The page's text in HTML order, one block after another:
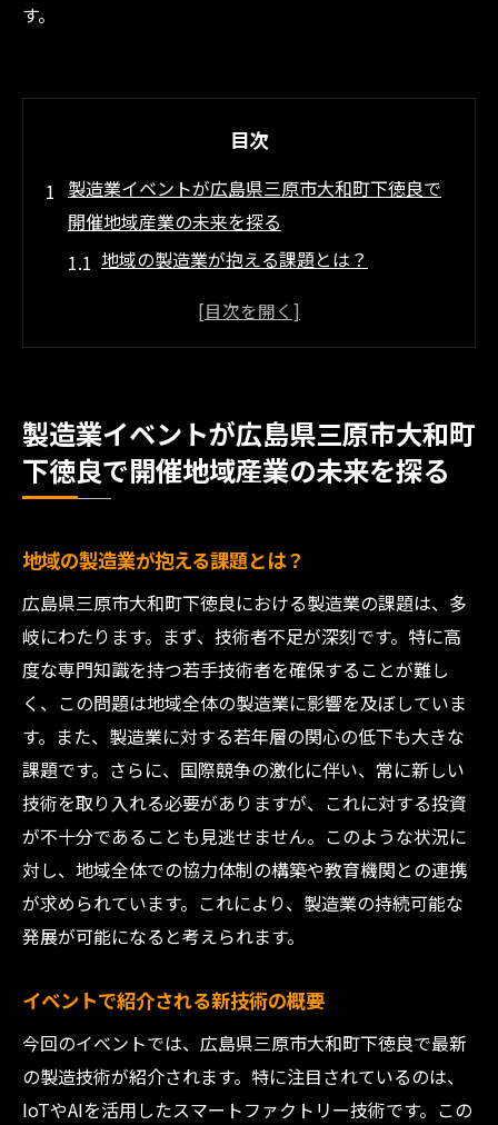
す。
目次
製造業イベントが広島県三原市大和町下徳良で
開催地域産業の未来を探る
地域の製造業が抱える課題とは？
イベントで紹介される新技術の概要
地域コミュニティとの連携の可能性
最新技術革新と持続可能性が交差する製造業イ
最先端技術がもたらす製造業の変革
持続可能な製造プロセスの実例
技術革新が地域に与える影響
環境に優しい製品づくりの取り組み
技術革新と持続可能性の両立への挑戦
イベントでの最新技術デモンストレーショ
ン
専門家の集結！製造業界の未来を語る広島県三
原市のイベント
イベントで講演する専門家のプロフィール
製造業の未来を展望するパネルディスカッ
専門家に聞く！製造業の課題と対策
業界のベテランが語る技術革新の現状
新しいビジネスモデルの可能性を探る
ワークショップで学ぶ専門知識の共有
製造業イベントが広島県三原市大和町
下徳良で開催地域産業の未来を探る
地域の製造業が抱える課題とは？
広島県三原市大和町下徳良における製造業の課題は、多
岐にわたります。まず、技術者不足が深刻です。特に高
度な専門知識を持つ若手技術者を確保することが難し
く、この問題は地域全体の製造業に影響を及ぼしていま
す。また、製造業に対する若年層の関心の低下も大きな
課題です。さらに、国際競争の激化に伴い、常に新しい
技術を取り入れる必要がありますが、これに対する投資
が不十分であることも見逃せません。このような状況に
対し、地域全体での協力体制の構築や教育機関との連携
が求められています。これにより、製造業の持続可能な
発展が可能になると考えられます。
イベントで紹介される新技術の概要
今回のイベントでは、広島県三原市大和町下徳良で最新
の製造技術が紹介されます。特に注目されているのは、
IoTやAIを活用したスマートファクトリー技術です。この